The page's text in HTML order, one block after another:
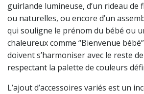
guirlande lumineuse, d’un rideau de
ou naturelles, ou encore d’un
qui souligne le prénom du bébé ou
chaleureux comme “Bienvenue
doivent s’harmoniser avec le reste
respectant la palette de couleurs
L’ajout d’accessoires variés est un